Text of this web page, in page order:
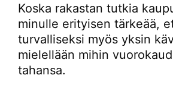
Koska rakastan tutkia
minulle erityisen tärkeää,
turvalliseksi myös yksin
mielellään mihin
tahansa.